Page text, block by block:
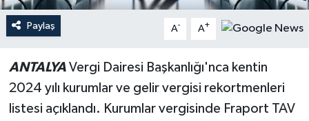
Paylaş A- A+
ANTALYAVergi Dairesi Başkanlığı'nca kentin
2024 yılı kurumlar ve gelir vergisi rekortmenleri
listesi açıklandı. Kurumlar vergisinde Fraport TAV
Magazin
Siyaset